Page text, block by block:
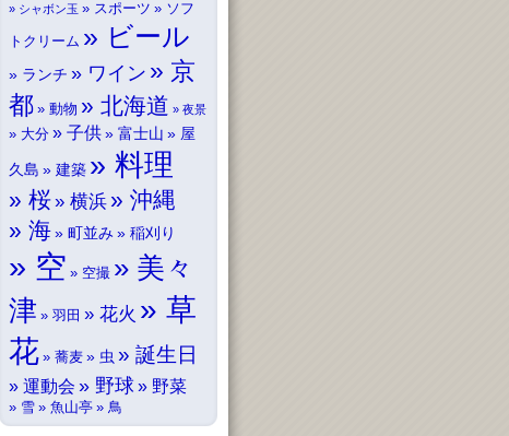
シャボン玉 スポーツ ソフ
トクリーム ビール
ランチ ワイン
京
都
動物 北海道 夜景
大分 子供 富士山 屋
久島 建築 料理
桜 横浜
沖縄
海
町並み 稲刈り
空 空撮
美々
津
羽田 花火
草
花
蕎麦 虫 誕生日
運動会 野球 野菜
雪 魚山亭 鳥